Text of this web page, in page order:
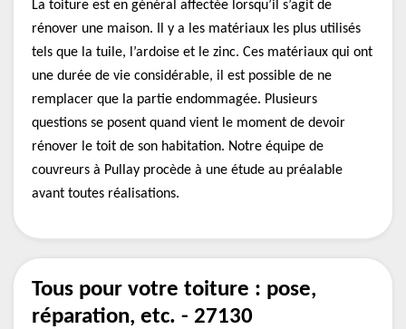
La toiture est en général affectée lorsqu’il s’agit de
rénover une maison. Il y a les matériaux les plus utilisés
tels que la tuile, l’ardoise et le zinc. Ces matériaux qui ont
une durée de vie considérable, il est possible de ne
remplacer que la partie endommagée. Plusieurs
questions se posent quand vient le moment de devoir
rénover le toit de son habitation. Notre équipe de
couvreurs à Pullay procède à une étude au préalable
avant toutes réalisations.
Tous pour votre toiture : pose,
réparation, etc. - 27130